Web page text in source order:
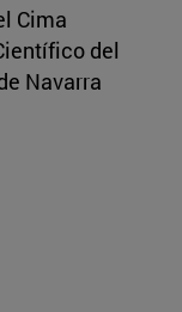
Cima
del
Navarra